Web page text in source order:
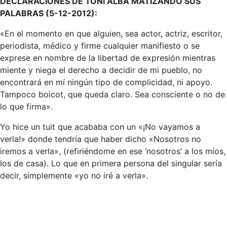
PALABRAS (5-12-2012):
«En el momento en que alguien, sea actor, actriz, escritor,
periodista, médico y firme cualquier manifiesto o se
exprese en nombre de la libertad de expresión mientras
miente y niega el derecho a decidir de mi pueblo, no
encontrará en mí ningún tipo de complicidad, ni apoyo.
Tampoco boicot, que queda claro. Sea consciente o no de
lo que firma».
Yo hice un tuit que acababa con un «¡No vayamos a
verla!» donde tendría que haber dicho «Nosotros no
iremos a verla», (refiriéndome en ese ‘nosotros’ a los míos,
los de casa). Lo que en primera persona del singular sería
decir, simplemente «yo no iré a verla».